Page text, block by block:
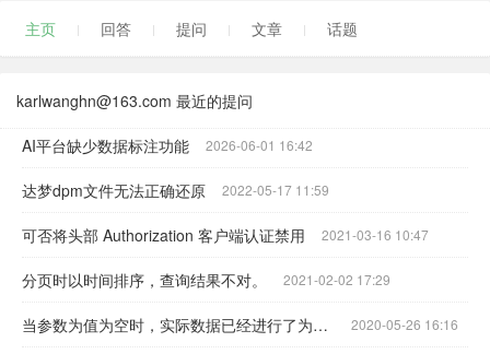
主页 回答 提问 文章 话题
karlwanghn@163.com 最近的提问
AI平台缺少数据标注功能 2026-06-01 16:42
达梦dpm文件无法正确还原 2022-05-17 11:59
可否将头部 Authorization 客户端认证禁用 2021-03-16 10:47
分页时以时间排序，查询结果不对。 2021-02-02 17:29
当参数为值为空时，实际数据已经进行了为空的查询 2020-05-26 16:16